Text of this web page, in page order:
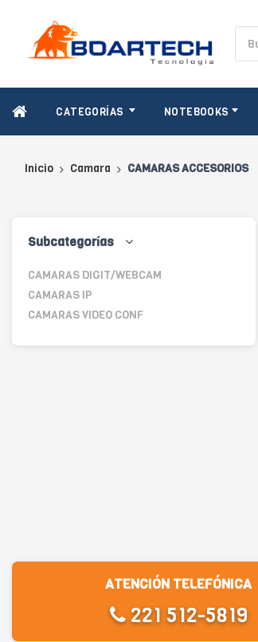
CATEGORÍAS NOTEBOOKS
Inicio Camara CAMARAS ACCESORIOS
Subcategorías
CAMARAS DIGIT/WEBCAM
CAMARAS IP
CAMARAS VIDEO CONF
ATENCIÓN TELEFÓNICA
221 512-5819